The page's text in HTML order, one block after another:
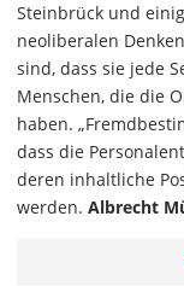
Steinbrück und
neoliberalen
sind, dass sie jede
Menschen, die die
haben.
dass die
deren inhaltliche
werden. Albrecht